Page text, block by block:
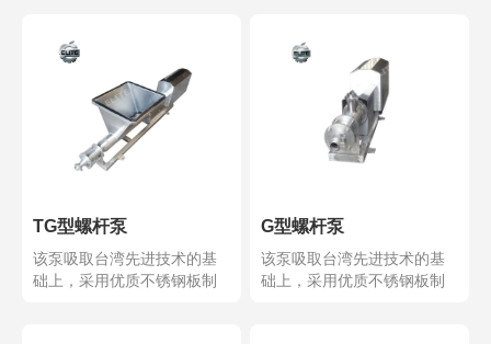
TG型螺杆泵
该泵吸取台湾先进技术的基
础上，采用优质不锈钢板制
G型螺杆泵
该泵吸取台湾先进技术的基
础上，采用优质不锈钢板制